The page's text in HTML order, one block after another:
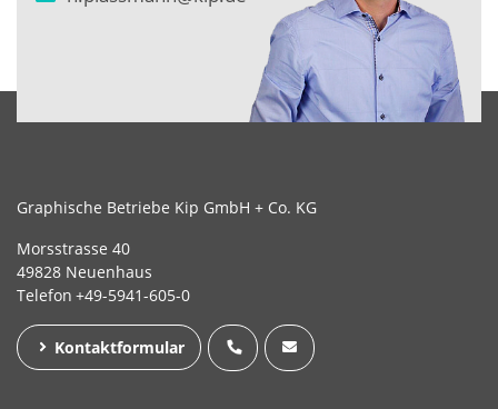
Graphische Betriebe Kip GmbH + Co. KG
Morsstrasse 40
49828 Neuenhaus
Telefon +49-5941-605-0
Kontaktformular